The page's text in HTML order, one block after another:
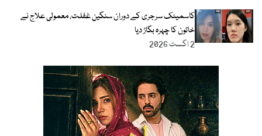
کاسمیٹک سرجری کے دوران سنگین غفلت، معمولی علاج نے
خاتون کا چہرہ بگاڑ دیا
2 اگست 2026